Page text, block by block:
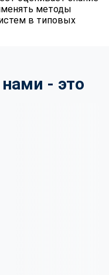
методы
в типовых
- это